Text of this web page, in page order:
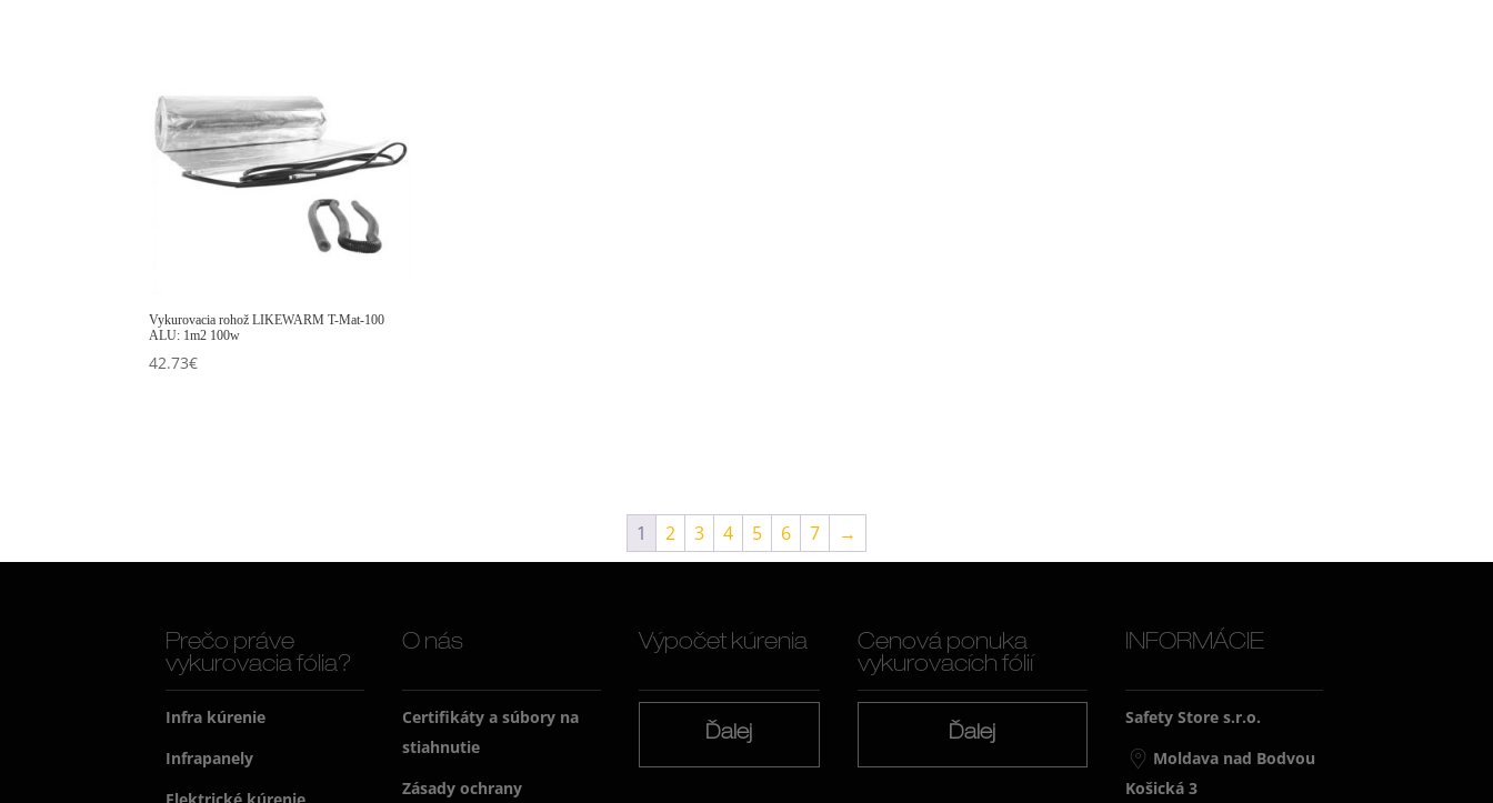
Vykurovacia rohož LIKEWARM T-Mat-100
ALU: 1m2 100w
42.73€
1 2 3 4 5 6 7 →
Prečo práve
vykurovacia fólia?
Infra kúrenie
Infrapanely
O nás
Certifikáty a súbory na
stiahnutie
Zásady ochrany
Výpočet kúrenia
Ďalej
Cenová ponuka
vykurovacích fólií
Ďalej
INFORMÁCIE
Safety Store s.r.o.
Moldava nad Bodvou
Košická 3